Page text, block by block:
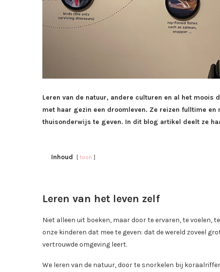
Leren van de natuur, andere culturen en al het
met haar gezin een droomleven. Ze reizen fulltime
thuisonderwijs te geven. In dit blog artikel deelt ze
Inhoud toon
Leren van het leven zelf
Niet alleen uit boeken, maar door te ervaren, te voelen,
onze kinderen dat mee te geven: dat de wereld zoveel
vertrouwde omgeving leert.
We leren van de natuur, door te snorkelen bij